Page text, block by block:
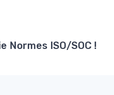
ISO/SOC !